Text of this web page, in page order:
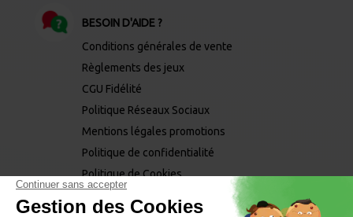
BESOIN D'AIDE ?
Conditions générales de vente
Règlements des jeux
CGU Fidélité
Politique Réseaux Sociaux
Mentions légales promotions
Politique de confidentialité
Politique de Cookies